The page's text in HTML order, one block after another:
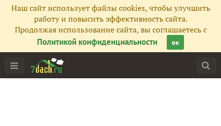
Наш сайт использует файлы cookies, чтобы улучшить
работу и повысить эффективность сайта.
Продолжая использование сайта, вы соглашаетесь с
Политикой конфиденциальности
ок